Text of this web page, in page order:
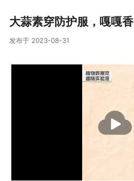
大蒜素穿防护服，嘎嘎香
发布于 2023-08-31
放